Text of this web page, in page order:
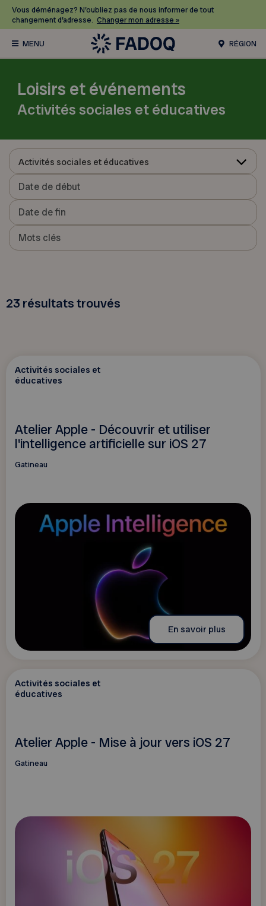
Vous déménagez? N’oubliez pas de nous informer de tout
changement d’adresse. Changer mon adresse »
RÉGION
Loisirs et événements
Activités sociales et éducatives
Activités sociales et éducatives
23 résultats trouvés
Activités sociales et
éducatives
Atelier Apple - Découvrir et utiliser
l'intelligence artificielle sur iOS 27
Gatineau
En savoir plus
Activités sociales et
éducatives
Atelier Apple - Mise à jour vers iOS 27
Gatineau